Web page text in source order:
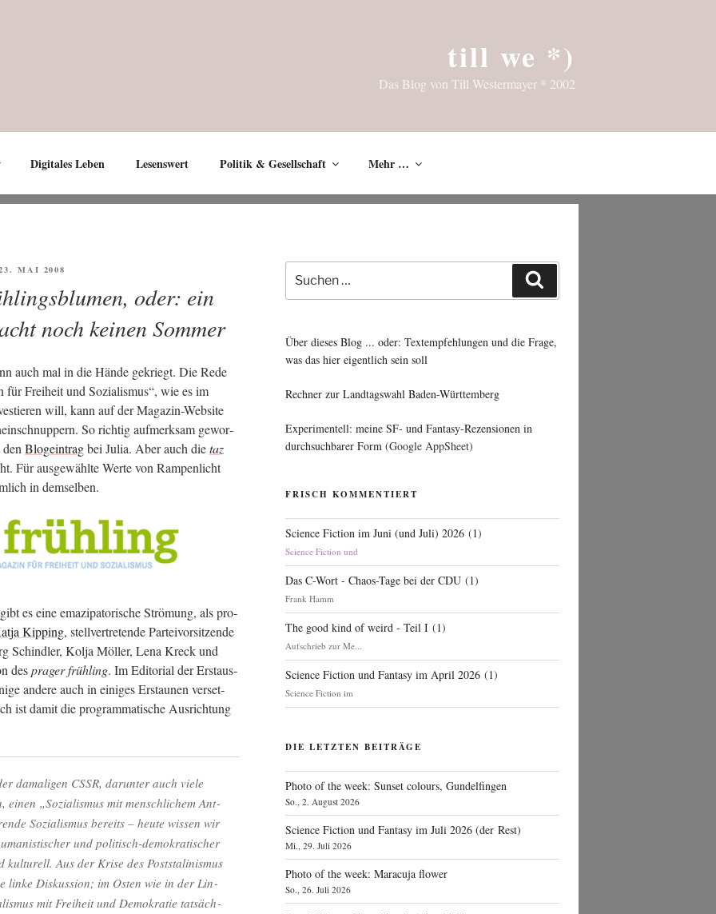
till we *)
Das Blog von Till Westermayer * 2002
Digitales Leben Lesenswert Politik & Gesellschaft Mehr …
MAI 2008
oder: ein
noch keinen Sommer
auch mal in die Hän­de gekriegt. Die Rede
für Frei­heit und Sozia­lis­mus“, wie es im
will, kann auf der Maga­zin-Web­site
So rich­tig auf­merk­sam gewor­
Blog­ein­tragbei Julia. Aber auch dietaz
Für aus­ge­wähl­te Wer­te von Ram­pen­licht
in demselben.
es eine ema­zi­pa­to­ri­sche Strö­mung, als pro­
Kip­ping, stell­ver­tre­ten­de Par­tei­vor­sit­zen­de
Schind­ler, Kol­ja Möl­ler, Lena Kreck und
despra­ger früh­ling. Im Edi­to­ri­al der Erst­aus­
ande­re auch in eini­ges Erstau­nen ver­set­
ist damit die pro­gram­ma­ti­sche Aus­rich­tung
dama­li­gen CSSR, dar­un­ter auch vie­le
einen „Sozia­lis­mus mit mensch­li­chem Ant­
Sozia­lis­mus bereits – heu­te wis­sen wir
und poli­tisch-demo­kra­ti­scher
Aus der Kri­se des Post­sta­li­nis­mus
lin­ke Dis­kus­si­on; im Osten wie in der Lin­
mit Frei­heit und Demo­kra­tie tat­säch­
Suche
nach:
Über dieses Blog ... oder: Textempfehlungen und die Frage,
was das hier eigentlich sein soll
Rechner zur Landtagswahl Baden-Württemberg
Experimentell: meine SF- und Fantasy-Rezensionen in
durchsuchbarer Form (Google AppSheet)
FRISCH KOMMENTIERT
Science Fiction im Juni (und Juli) 2026 (1)
Science Fiction und
Das C-Wort - Chaos-Tage bei der CDU (1)
Frank Hamm
The good kind of weird - Teil I (1)
Aufschrieb zur Me...
Science Fiction und Fantasy im April 2026 (1)
Science Fiction im
DIE LETZTEN BEITRÄGE
Photo of the week: Sunset colours, Gundelfingen
So., 2. August 2026
Science Fiction und Fantasy im Juli 2026 (der Rest)
Mi., 29. Juli 2026
Photo of the week: Maracuja flower
So., 26. Juli 2026